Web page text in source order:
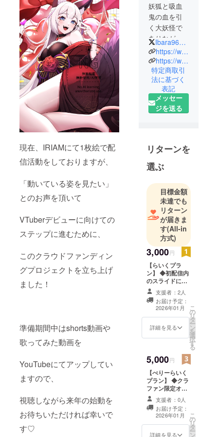
現在、IRIAMにて1枚絵で配
信活動をしておりますが、
「動いている姿を見たい」
とのお声を頂いて
VTuberデビューに向けての
ステップに進むために、
このクラウドファンディン
グプロジェクトを立ち上げ
ました！
準備期間中はshorts動画や
歌ってみた動画を
YouTubeにてアップしてい
ますので、
視聴しながら来年の始動を
お待ちいただければ幸いで
す♡
妖狐と吸血
鬼の血を引
く大妖怪で
ありながら
喋れば
ギャップの
塊?!
我儘で気ま
ぐれな性格
からバブと
呼ばれ
い救いよう
のない吸血
狐🦇
Ibara96_OZON
https://www.youtube.com/@Ibara96
https://web.iriam.app/s/user/NlPFhefqtQ
特定商取引
法に基づく
表記
メッセー
ジを送る
リターンを
選ぶ
目標金額
未達でも
リターン
が届きま
す(All-in
方式)
3,000円
【らいくプラ
ン】 ◆初配信内
のスライドにお
名前掲載 ┗ 備考
欄に希望される
お名前をご記入
ください。︎ ◆支
援者様限定プロ
ジェクトの進捗
支援者：2人
お届け予定：
2026年01月
詳細を見る
こ
の
リ
タ
ー
ン
を
選
択
す
る
5,000円
【べりーらいく
プラン】 ◆クラ
ファン限定オリ
ジナルPC壁紙
◆クラファン限
定オリジナルス
マホ壁紙 ◇初配
信内のスライド
にお名前掲載 ┗
支援者：0人
お届け予定：
2026年01月
詳細を見る
こ
の
リ
タ
ー
ン